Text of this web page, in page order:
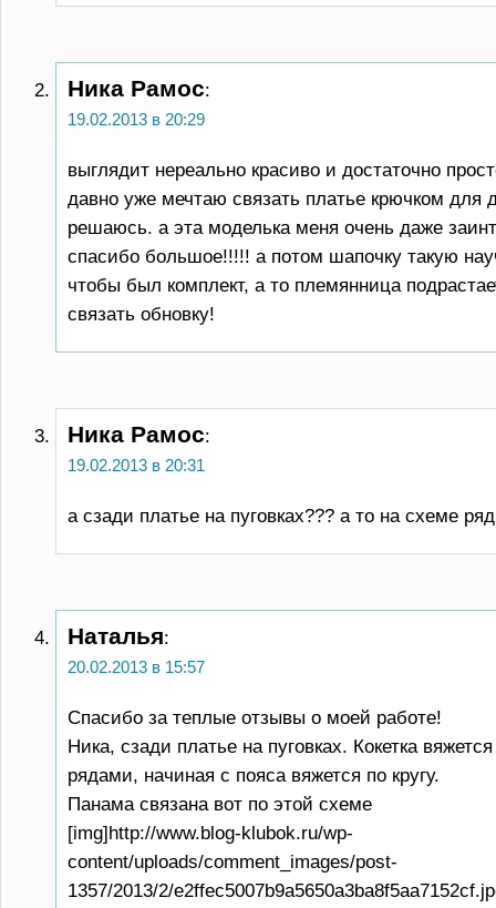
Ника Рамос:
19.02.2013 в 20:29
выглядит нереально красиво и достаточно
давно уже мечтаю связать платье крючком для
решаюсь. а эта моделька меня очень даже
спасибо большое!!!!! а потом шапочку такую
чтобы был комплект, а то племянница
связать обновку!
Ника Рамос:
19.02.2013 в 20:31
а сзади платье на пуговках??? а то на схеме
Наталья:
20.02.2013 в 15:57
Спасибо за теплые отзывы о моей работе!
Ника, сзади платье на пуговках. Кокетка
рядами, начиная с пояса вяжется по кругу.
Панама связана вот по этой схеме
[img]http://www.blog-klubok.ru/wp-
content/uploads/comment_images/post-
1357/2013/2/